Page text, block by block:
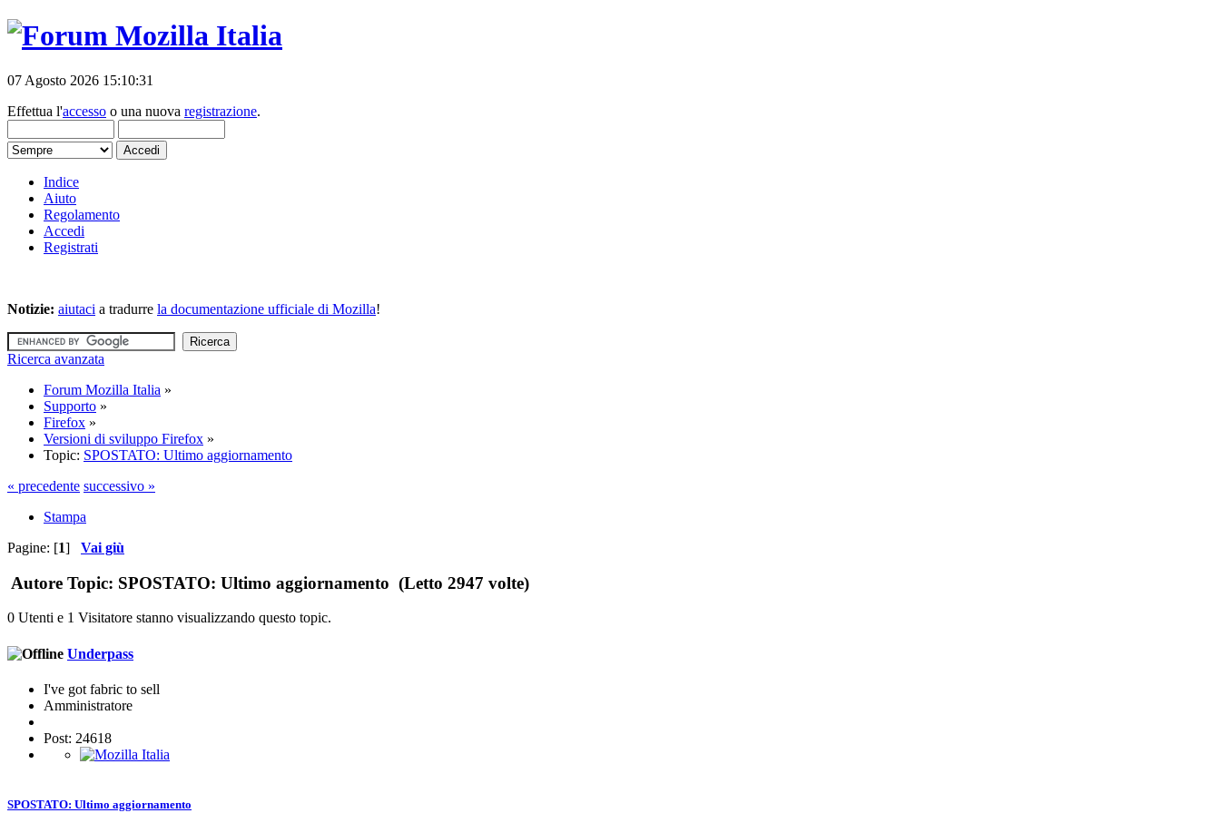
07 Agosto 2026 15:10:31
Effettua l'accesso o una nuova registrazione.
Indice
Aiuto
Regolamento
Accedi
Registrati
Notizie: aiutaci a tradurre la documentazione ufficiale di Mozilla!
Ricerca avanzata
Forum Mozilla Italia »
Supporto »
Firefox »
Versioni di sviluppo Firefox »
Topic: SPOSTATO: Ultimo aggiornamento
« precedente successivo »
Stampa
Pagine: [1] Vai giù
Autore Topic: SPOSTATO: Ultimo aggiornamento (Letto 2947 volte)
0 Utenti e 1 Visitatore stanno visualizzando questo topic.
Underpass
I've got fabric to sell
Amministratore
Post: 24618
SPOSTATO: Ultimo aggiornamento